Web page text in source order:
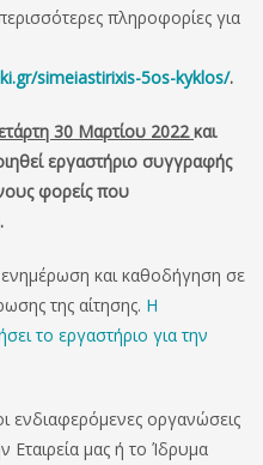
πληροφορίες για
simeiastirixis-5os-kyklos/.
30 Μαρτίου 2022και
εργαστήριο συγγραφής
φορείς που
ενημέρωση και καθοδήγηση σε
της αίτησης. Η
το εργαστήριο για την
ενδιαφερόμενες οργανώσεις
μας ή το Ίδρυμα